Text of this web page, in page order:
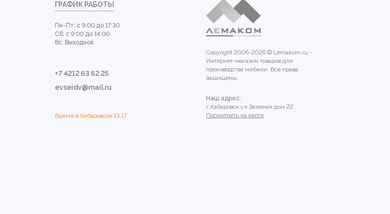
ГРАФИК РАБОТЫ
Пн-Пт: с 9:00 до 17:30
Сб: с 9:00 до 14:00
Вс: Выходной
+7 4212 63 62 25
evseidv@mail.ru
Время в Хабаровске 13:17
Copyright 2006-2026 © Lemakom.ru -
Интернет-магазин товаров для
производства мебели. Все права
защищены.
Наш адрес:
г.Хабаровск ул.Зеленая дом 22.
Посмотреть на карте